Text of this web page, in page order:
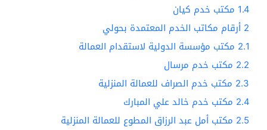
1.4 مكتب خدم كيان
2 أرقام مكاتب الخدم المعتمدة بحولي
2.1 مكتب مؤسسة الدولية لاستقدام العمالة
2.2 مكتب خدم مرسال
2.3 مكتب خدم الصراف للعمالة المنزلية
2.4 مكتب خدم خالد علي المبارك
2.5 مكتب أمل عبد الرزاق المطوع للعمالة المنزلية